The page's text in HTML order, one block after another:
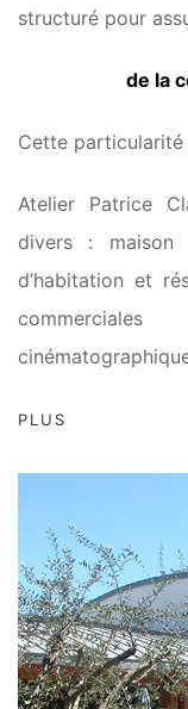
structuré pour
de la
Cette
Atelier Patrice
divers : maison
d’habitation et
PLUS